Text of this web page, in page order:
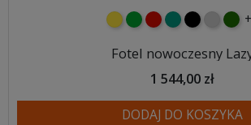
żółtyzielonyczerwony
turkusowy
czarny
Fotel nowoczesny
1 544,00 zł
DODAJ DO KOSZYKA